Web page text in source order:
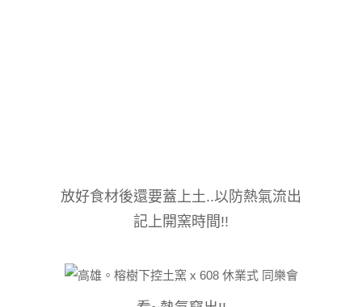
放好食材後還要蓋上土..以防熱氣流出
記上開窯時間!!